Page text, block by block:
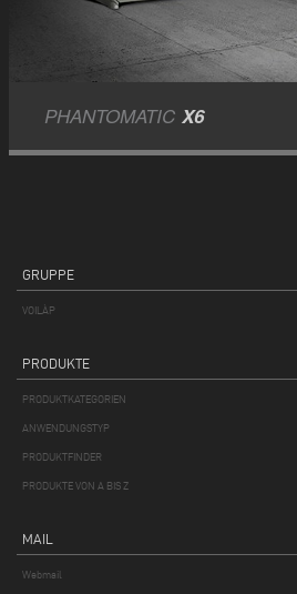
PHANTOMATIC X6
GRUPPE
VOILÀP
PRODUKTE
PRODUKTKATEGORIEN
ANWENDUNGSTYP
PRODUKTFINDER
PRODUKTE VON A BIS Z
MAIL
Webmail